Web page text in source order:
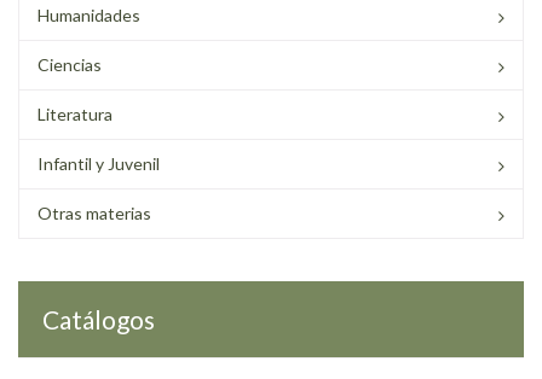
Humanidades
Ciencias
Literatura
Infantil y Juvenil
Otras materias
Catálogos